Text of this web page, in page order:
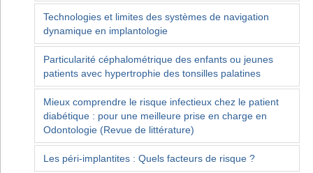
Technologies et limites des systèmes de navigation
dynamique en implantologie
Particularité céphalométrique des enfants ou jeunes
patients avec hypertrophie des tonsilles palatines
Mieux comprendre le risque infectieux chez le patient
diabétique : pour une meilleure prise en charge en
Odontologie (Revue de littérature)
Les péri-implantites : Quels facteurs de risque ?